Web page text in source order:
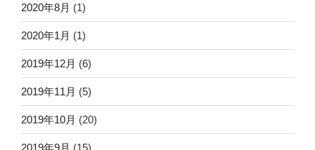
2020年8月 (1)
2020年1月 (1)
2019年12月 (6)
2019年11月 (5)
2019年10月 (20)
2019年9月 (15)